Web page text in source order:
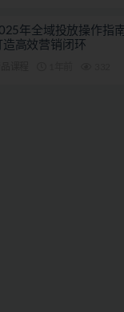
年全域投放操作指
造高效营销闭环